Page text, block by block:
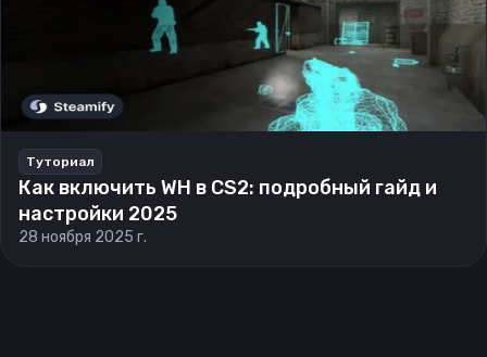
Туториал
Как включить WH в CS2: подробный гайд и
настройки 2025
28 ноября 2025 г.